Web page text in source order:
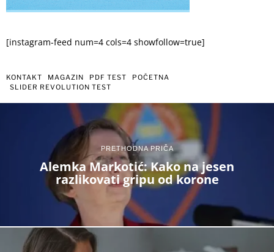
[instagram-feed num=4 cols=4 showfollow=true]
KONTAKT MAGAZIN PDF TEST
POČETNA
SLIDER REVOLUTION TEST
PRETHODNA PRIČA
Alemka Markotić: Kako na jesen
razlikovati gripu od korone